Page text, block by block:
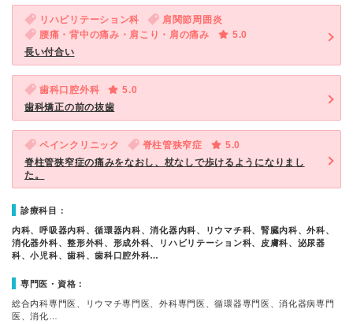
リハビリテーション科
肩関節周囲炎
腰痛・背中の痛み・肩こり・肩の痛み
5.0
長い付合い
歯科口腔外科
5.0
歯科矯正の前の抜歯
ペインクリニック 脊柱管狭窄症
5.0
脊柱管狭窄症の痛みをなおし、杖なしで歩けるようになりまし
た。
診療科目：
内科、呼吸器内科、循環器内科、消化器内科、リウマチ科、腎臓内科、外科、
消化器外科、整形外科、形成外科、リハビリテーション科、皮膚科、泌尿器
科、小児科、歯科、歯科口腔外科…
専門医・資格：
総合内科専門医、リウマチ専門医、外科専門医、循環器専門医、消化器病専門
医、消化…